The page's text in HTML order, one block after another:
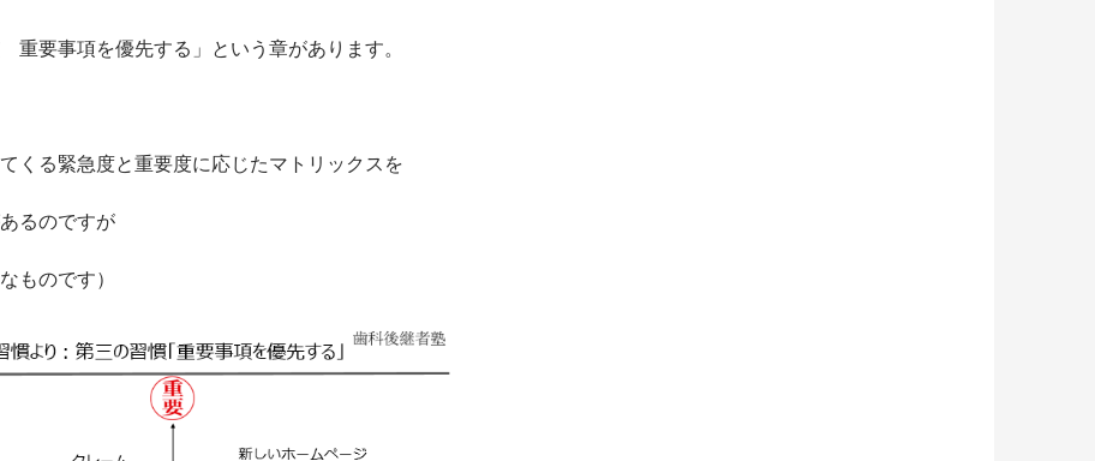
重要事項を優先する」という章があります。
くる緊急度と重要度に応じたマトリックスを
るのですが
ものです）